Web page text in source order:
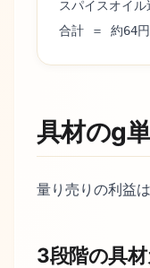
スパイスオイ
合計 ＝ 約64
具材のg
量り売りの利益は
3段階の具